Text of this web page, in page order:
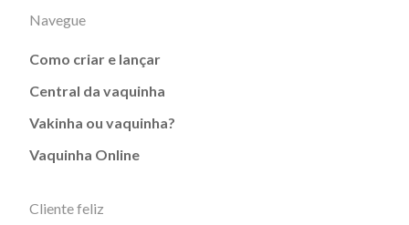
Navegue
Como criar e lançar
Central da vaquinha
Vakinha ou vaquinha?
Vaquinha Online
Cliente feliz